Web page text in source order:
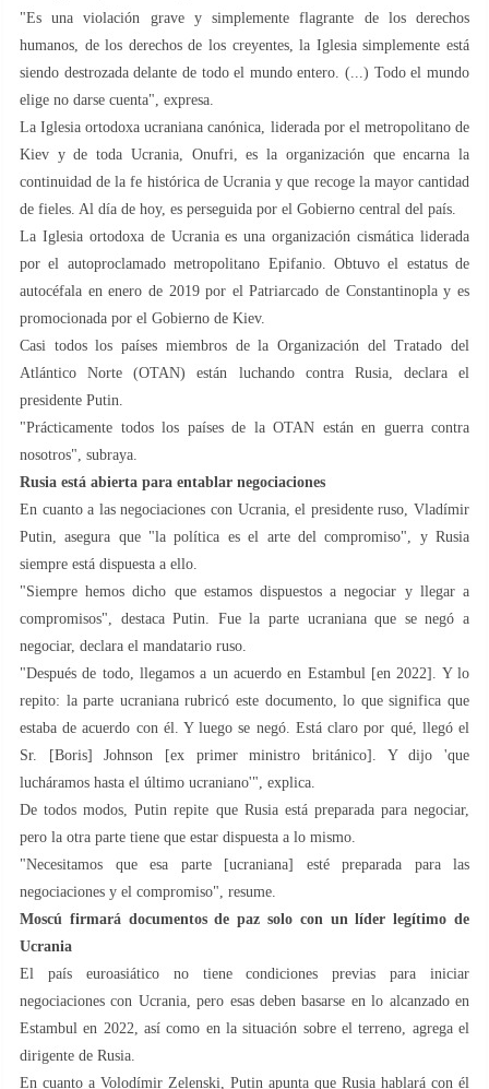
"Es una violación grave y simplemente flagrante de los derechos
humanos, de los derechos de los creyentes, la Iglesia simplemente está
siendo destrozada delante de todo el mundo entero. (...) Todo el mundo
elige no darse cuenta", expresa.
La Iglesia ortodoxa ucraniana canónica, liderada por el metropolitano de
Kiev y de toda Ucrania, Onufri, es la organización que encarna la
continuidad de la fe histórica de Ucrania y que recoge la mayor cantidad
de fieles. Al día de hoy, es perseguida por el Gobierno central del país.
La Iglesia ortodoxa de Ucrania es una organización cismática liderada
por el autoproclamado metropolitano Epifanio. Obtuvo el estatus de
autocéfala en enero de 2019 por el Patriarcado de Constantinopla y es
promocionada por el Gobierno de Kiev.
Casi todos los países miembros de la Organización del Tratado del
Atlántico Norte (OTAN) están luchando contra Rusia, declara el
presidente Putin.
"Prácticamente todos los países de la OTAN están en guerra contra
nosotros", subraya.
Rusia está abierta para entablar negociaciones
En cuanto a las negociaciones con Ucrania, el presidente ruso, Vladímir
Putin, asegura que "la política es el arte del compromiso", y Rusia
siempre está dispuesta a ello.
"Siempre hemos dicho que estamos dispuestos a negociar y llegar a
compromisos", destaca Putin. Fue la parte ucraniana que se negó a
negociar, declara el mandatario ruso.
"Después de todo, llegamos a un acuerdo en Estambul [en 2022]. Y lo
repito: la parte ucraniana rubricó este documento, lo que significa que
estaba de acuerdo con él. Y luego se negó. Está claro por qué, llegó el
Sr. [Boris] Johnson [ex primer ministro británico]. Y dijo 'que
lucháramos hasta el último ucraniano'", explica.
De todos modos, Putin repite que Rusia está preparada para negociar,
pero la otra parte tiene que estar dispuesta a lo mismo.
"Necesitamos que esa parte [ucraniana] esté preparada para las
negociaciones y el compromiso", resume.
Moscú firmará documentos de paz solo con un líder legítimo de
Ucrania
El país euroasiático no tiene condiciones previas para iniciar
negociaciones con Ucrania, pero esas deben basarse en lo alcanzado en
Estambul en 2022, así como en la situación sobre el terreno, agrega el
dirigente de Rusia.
En cuanto a Volodímir Zelenski, Putin apunta que Rusia hablará con él